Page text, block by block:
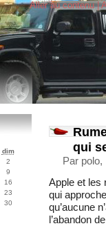
Aller au contenu|
qui
Par
Apple et les
qui
qu’aucune
l’abandon
dim
2
9
16
23
30